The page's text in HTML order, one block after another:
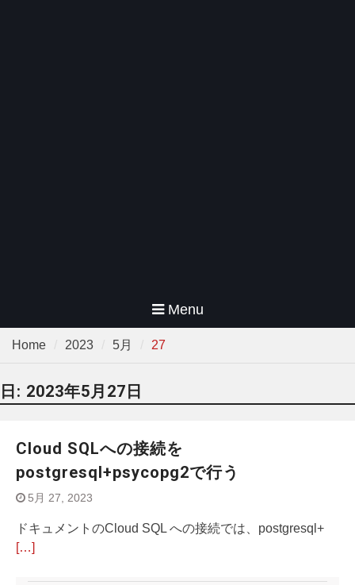
Menu
Home 2023 5月 27
日: 2023年5月27日
Cloud SQLへの接続を
postgresql+psycopg2で行う
5月 27, 2023
ドキュメントのCloud SQL への接続では、postgresql+
[…]